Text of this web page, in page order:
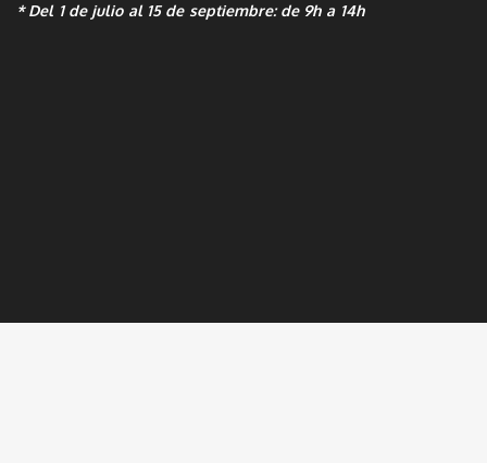
* Del 1 de julio al 15 de septiembre: de 9h a 14h